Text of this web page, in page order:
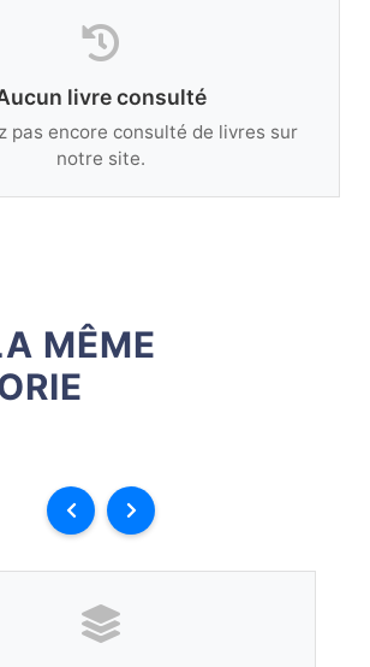
livre consulté
pas encore consulté de livres sur
notre site.
MÊME